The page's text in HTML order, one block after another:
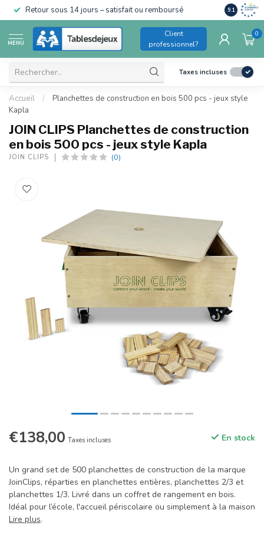
Retour sous 14 jours – satisfait ou remboursé Conforme
pour
9.1
MENU
Client
professionnel?
0
Taxes incluses
Accueil /
Planchettes de construction en bois 500 pcs - jeux style
Kapla
JOIN CLIPS Planchettes de construction
en bois 500 pcs - jeux style Kapla
JOIN CLIPS (0)
€138,00 Taxes incluses En stock
Un grand set de 500 planchettes de construction de la marque
JoinClips, réparties en planchettes entières, planchettes 2/3 et
planchettes 1/3. Livré dans un coffret de rangement en bois.
Idéal pour l’école, l'accueil périscolaire ou simplement à la maison
Lire plus.